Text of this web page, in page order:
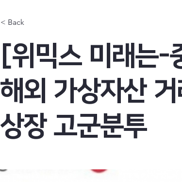
< Back
[위믹스 미래는-
해외 가상자산
상장 고군분투